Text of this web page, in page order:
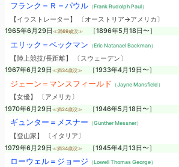
フランク＝Ｒ＝パウル（Frank Rudolph Paul）
【イラストレーター】 〔オーストリア→アメリカ〕
1965年6月29日 ≪満69歳没≫ ［1896年5月18日〜］
エリック＝ベックマン （Eric Natanael Backman）
【陸上競技/長距離】 〔スウェーデン〕
1967年6月29日 ≪満34歳没≫ ［1933年4月19日〜］
ジェーン＝マンスフィールド （Jayne Mansfield）
【女優】 〔アメリカ〕
1970年6月29日 ≪満24歳没≫ ［1946年5月18日〜］
ギュンター＝メスナー （Günther Messner）
【登山家】 〔イタリア〕
1979年6月29日 ≪満34歳没≫ ［1945年4月13日〜］
ローウェル＝ジョージ （Lowell Thomas George）